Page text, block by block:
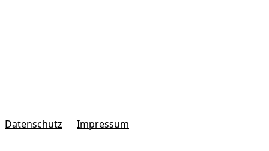
Datenschutz Impressum